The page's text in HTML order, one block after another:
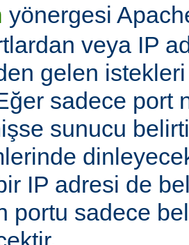
yönergesi
veya IP
gelen
sadece port
sunucu
IP adresi de
portu sadece